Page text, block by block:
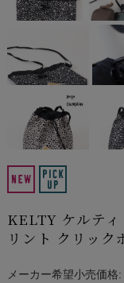
KELTY ケルテ
リント クリック
メーカー希望小売価格: